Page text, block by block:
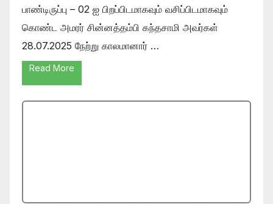
பாண்டிருப்பு – 02 ஐ பிறப்பிடமாகவும் வசிப்பிடமாகவும்
கொண்ட அமரர் சின்னத்தம்பி கந்தசாமி அவர்கள்
28.07.2025 நேற்று காலமானார் …
Read More